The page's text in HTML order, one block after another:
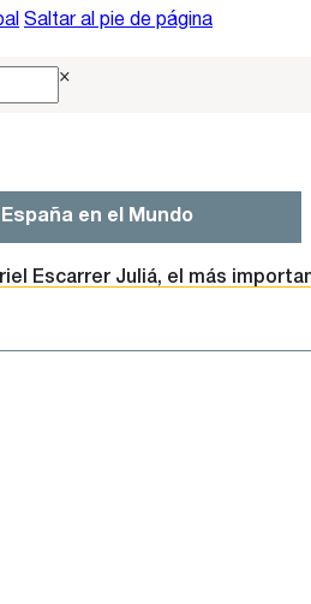
Saltar al pie de página
×
en el Mundo
Escarrer Juliá, el más